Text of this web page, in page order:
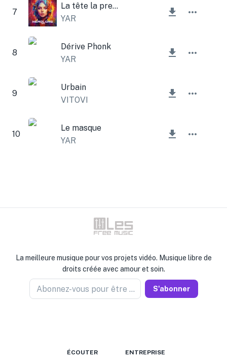
7
La tête la première
YAR
8
Dérive Phonk
YAR
9
Urbain
VITOVI
10
Le masque
YAR
La meilleure musique pour vos projets vidéo. Musique libre de
droits créée avec amour et soin.
Abonnez-vous pour être informé S'abonner
ÉCOUTER ENTREPRISE